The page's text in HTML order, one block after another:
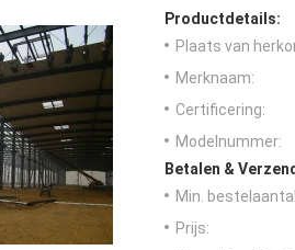
Productdetails:
Plaats van
Merknaam:
Certificering:
Modelnummer:
Betalen &
Min.
Prijs: